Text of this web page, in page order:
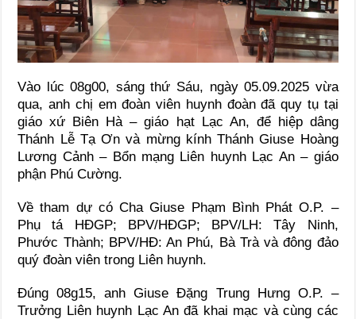
Vào lúc 08g00, sáng thứ Sáu, ngày 05.09.2025 vừa
qua, anh chị em đoàn viên huynh đoàn đã quy tụ tại
giáo xứ Biên Hà – giáo hạt Lạc An, để hiệp dâng
Thánh Lễ Tạ Ơn và mừng kính Thánh Giuse Hoàng
Lương Cảnh – Bổn mạng Liên huynh Lạc An – giáo
phận Phú Cường.
Về tham dự có Cha Giuse Phạm Bình Phát O.P. –
Phụ tá HĐGP; BPV/HĐGP; BPV/LH: Tây Ninh,
Phước Thành; BPV/HĐ: An Phú, Bà Trà và đông đảo
quý đoàn viên trong Liên huynh.
Đúng 08g15, anh Giuse Đặng Trung Hưng O.P. –
Trưởng Liên huynh Lạc An đã khai mạc và cùng các